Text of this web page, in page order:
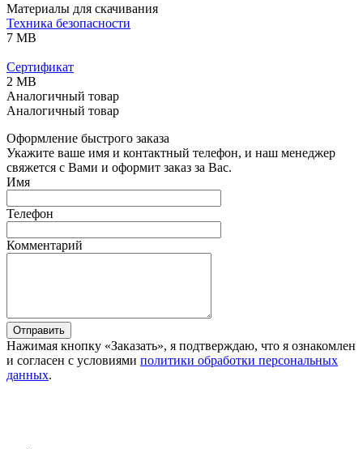
Материалы для скачивания
Техника безопасности
7 MB
Сертификат
2 MB
Аналогичный товар
Аналогичный товар
Оформление быстрого заказа
Укажите ваше имя и контактный телефон, и наш менеджер
свяжется с Вами и оформит заказ за Вас.
Имя
Телефон
Комментарий
Отправить
Нажимая кнопку «Заказать», я подтверждаю, что я ознакомлен
и согласен с условиями политики обработки персональных
данных.